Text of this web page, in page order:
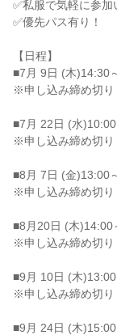
✅私服で気軽に参加
✅優先パス有り！
【日程】
■7月 9日 (木)14:30
※申し込み締め切
■7月 22日 (水
※申し込み締め切
■8月 7日 (金)13:00
※申し込み締め切
■8月20日 (木)14:00
※申し込み締め切
■9月 10日 (木
※申し込み締め切
■9月 24日 (木